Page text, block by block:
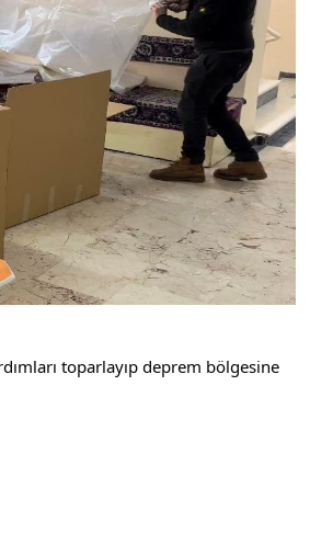
toparlayıp deprem bölgesine